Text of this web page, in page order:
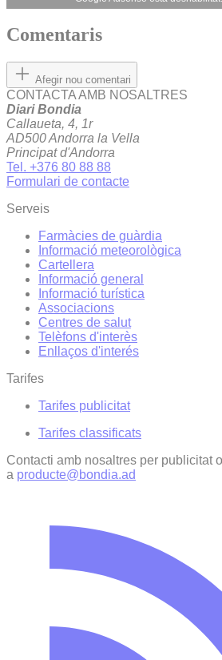
Comentaris
Afegir nou comentari
CONTACTA AMB NOSALTRES
Diari Bondia
Callaueta, 4, 1r
AD500 Andorra la Vella
Principat d'Andorra
Tel. +376 80 88 88
Formulari de contacte
Serveis
Farmàcies de guàrdia
Informació meteorològica
Cartellera
Informació general
Informació turística
Associacions
Centres de salut
Telèfons d'interès
Enllaços d'interés
Tarifes
Tarifes publicitat
Tarifes classificats
Contacti amb nosaltres per publicitat
a producte@bondia.ad